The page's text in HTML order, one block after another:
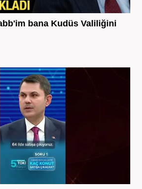
bana Kudüs Valiliğini